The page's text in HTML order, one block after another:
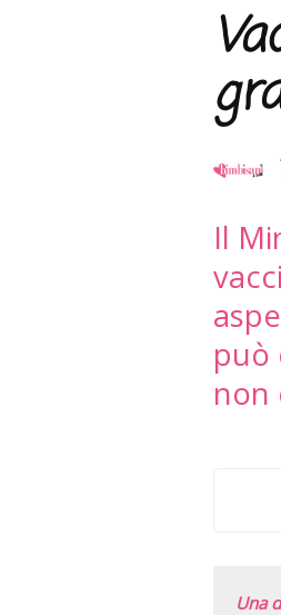
Il
può
non
Una